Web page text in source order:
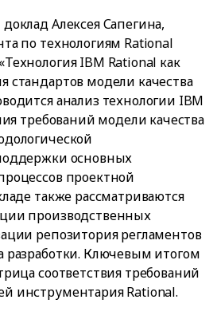
Алексея Сапегина,
по технологиям Rational
IBM Rational как
стандартов модели качества
анализ технологии IBM
требований модели качества
основных
проектной
также рассматриваются
производственных
репозитория регламентов
разработки. Ключевым итогом
соответствия требований
инструментария Rational.